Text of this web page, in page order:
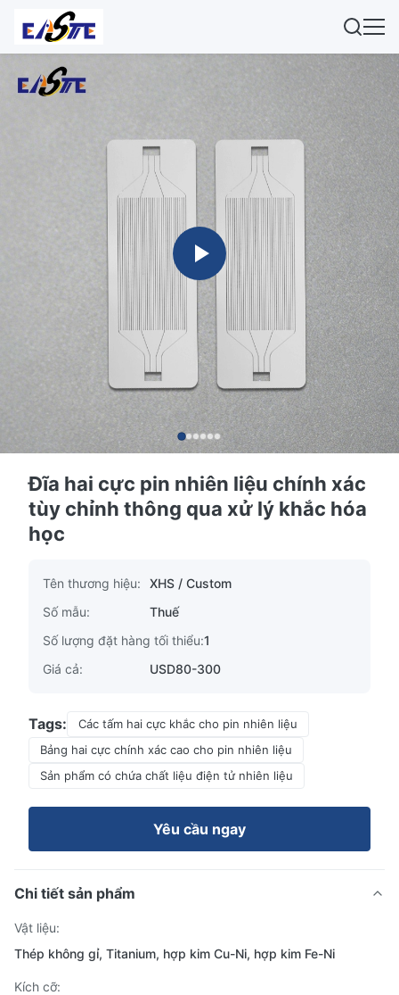
Đĩa hai cực pin nhiên liệu chính xác
tùy chỉnh thông qua xử lý khắc hóa
học
Tên thương hiệu:
XHS / Custom
Số mẫu:
Thuế
Số lượng đặt hàng tối thiểu:1
Giá cả:
USD80-300
Tags:
Các tấm hai cực khắc cho pin nhiên liệu
Bảng hai cực chính xác cao cho pin nhiên liệu
Sản phẩm có chứa chất liệu điện tử nhiên liệu
Yêu cầu ngay
Chi tiết sản phẩm
Vật liệu:
Thép không gỉ, Titanium, hợp kim Cu-Ni, hợp kim Fe-Ni
Kích cỡ: